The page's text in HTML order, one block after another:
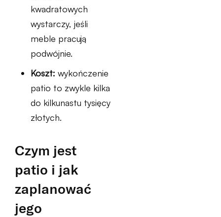
kwadratowych
wystarczy, jeśli
meble pracują
podwójnie.
Koszt: wykończenie
patio to zwykle kilka
do kilkunastu tysięcy
złotych.
Czym jest
patio i jak
zaplanować
jego